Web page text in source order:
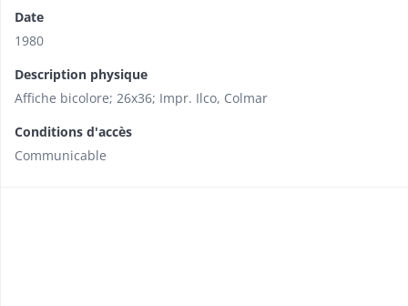
Date
1980
Description physique
Affiche bicolore; 26x36; Impr. Ilco, Colmar
Conditions d'accès
Communicable